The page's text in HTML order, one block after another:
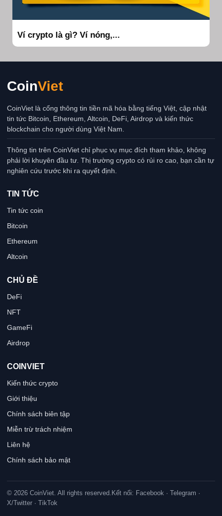
Ví crypto là gì? Ví nóng,...
CoinViet
CoinViet là cổng thông tin tiền mã hóa bằng tiếng Việt, cập nhật
tin tức Bitcoin, Ethereum, Altcoin, DeFi, Airdrop và kiến thức
blockchain cho người dùng Việt Nam.
Thông tin trên CoinViet chỉ phục vụ mục đích tham khảo, không
phải lời khuyên đầu tư. Thị trường crypto có rủi ro cao, bạn cần tự
nghiên cứu trước khi ra quyết định.
TIN TỨC
Tin tức coin
Bitcoin
Ethereum
Altcoin
CHỦ ĐỀ
DeFi
NFT
GameFi
Airdrop
COINVIET
Kiến thức crypto
Giới thiệu
Chính sách biên tập
Miễn trừ trách nhiệm
Liên hệ
Chính sách bảo mật
© 2026 CoinViet. All rights reserved. Kết nối: Facebook · Telegram ·
X/Twitter · TikTok